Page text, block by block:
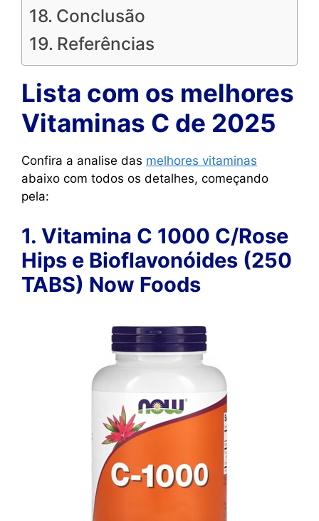
Conclusão
Referências
Lista com os melhores
Vitaminas C de 2025
Confira a analise das melhores vitaminas
abaixo com todos os detalhes, começando
pela:
1. Vitamina C 1000 C/Rose
Hips e Bioflavonóides (250
TABS) Now Foods